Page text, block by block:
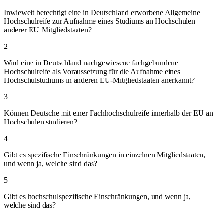
Inwieweit berechtigt eine in Deutschland erworbene Allgemeine
Hochschulreife zur Aufnahme eines Studiums an Hochschulen
anderer EU-Mitgliedstaaten?
2
Wird eine in Deutschland nachgewiesene fachgebundene
Hochschulreife als Voraussetzung für die Aufnahme eines
Hochschulstudiums in anderen EU-Mitgliedstaaten anerkannt?
3
Können Deutsche mit einer Fachhochschulreife innerhalb der EU an
Hochschulen studieren?
4
Gibt es spezifische Einschränkungen in einzelnen Mitgliedstaaten,
und wenn ja, welche sind das?
5
Gibt es hochschulspezifische Einschränkungen, und wenn ja,
welche sind das?